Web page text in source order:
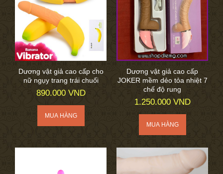
Dương vật giả cao cấp cho
nữ ngụy trang trái chuối
890.000 VND
Dương vật giả cao cấp
JOKER mềm dẻo tỏa nhiệt 7
chế độ rung
1.250.000 VND